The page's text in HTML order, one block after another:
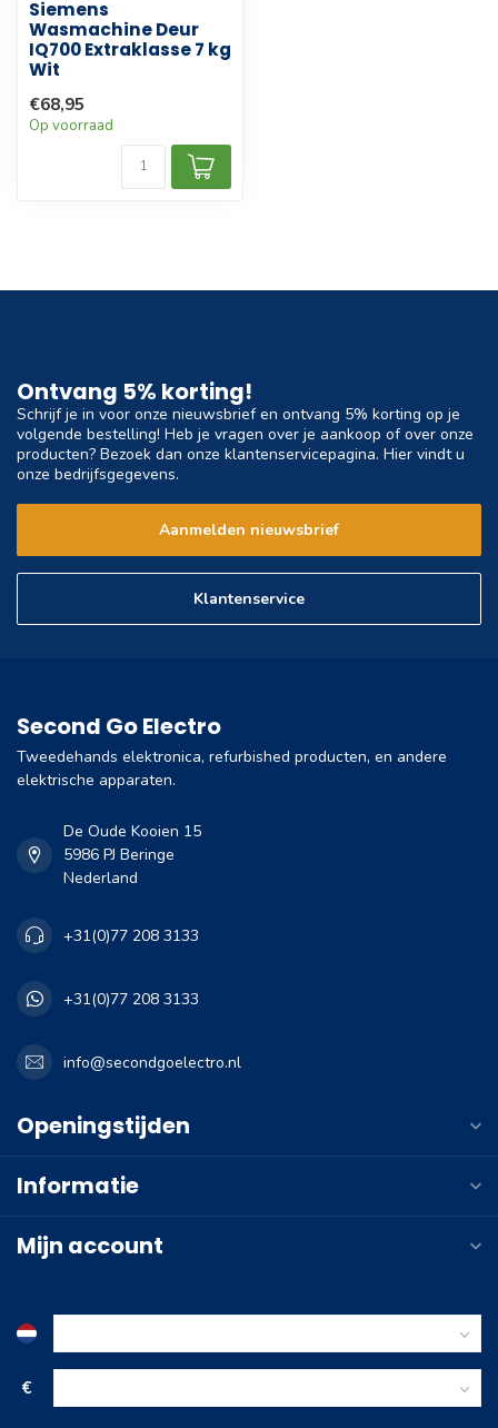
Siemens
Wasmachine Deur
IQ700 Extraklasse 7 kg
Wit
€68,95
Op voorraad
Ontvang 5% korting!
Schrijf je in voor onze nieuwsbrief en ontvang 5% korting op je
volgende bestelling! Heb je vragen over je aankoop of over onze
producten? Bezoek dan onze klantenservicepagina. Hier vindt u
onze bedrijfsgegevens.
Aanmelden nieuwsbrief
Klantenservice
Second Go Electro
Tweedehands elektronica, refurbished producten, en andere
elektrische apparaten.
De Oude Kooien 15
5986 PJ Beringe
Nederland
+31(0)77 208 3133
+31(0)77 208 3133
info@secondgoelectro.nl
Openingstijden
Informatie
Mijn account
€